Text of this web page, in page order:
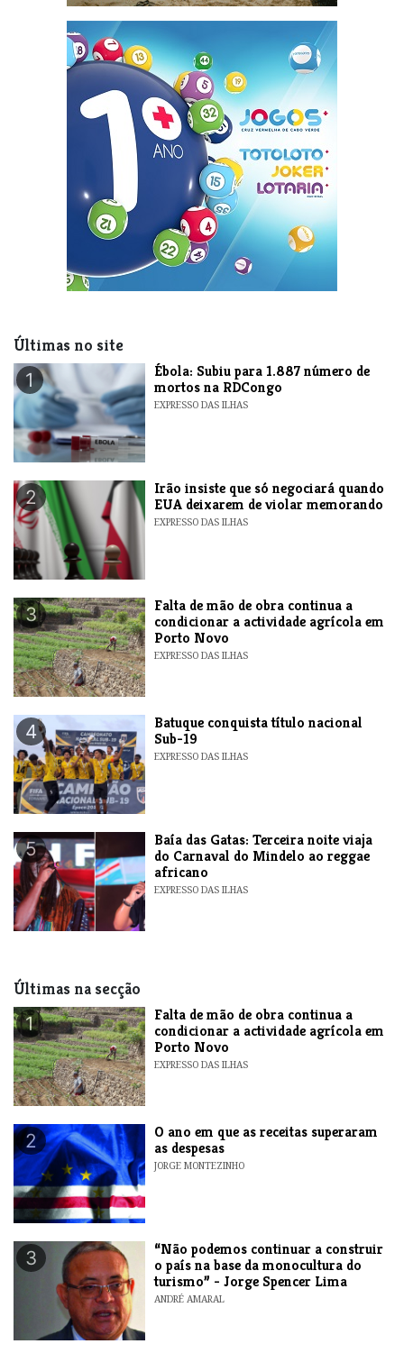
Últimas no site
1
​Ébola: Subiu para 1.887 número de
mortos na RDCongo
EXPRESSO DAS ILHAS
2
​Irão insiste que só negociará quando
EUA deixarem de violar memorando
EXPRESSO DAS ILHAS
3
Falta de mão de obra continua a
condicionar a actividade agrícola em
Porto Novo
EXPRESSO DAS ILHAS
4
​Batuque conquista título nacional
Sub-19
EXPRESSO DAS ILHAS
5
Baía das Gatas: Terceira noite viaja
do Carnaval do Mindelo ao reggae
africano
EXPRESSO DAS ILHAS
Últimas na secção
1
Falta de mão de obra continua a
condicionar a actividade agrícola em
Porto Novo
EXPRESSO DAS ILHAS
2
O ano em que as receitas superaram
as despesas
JORGE MONTEZINHO
3
“Não podemos continuar a construir
o país na base da monocultura do
turismo” - Jorge Spencer Lima
ANDRÉ AMARAL